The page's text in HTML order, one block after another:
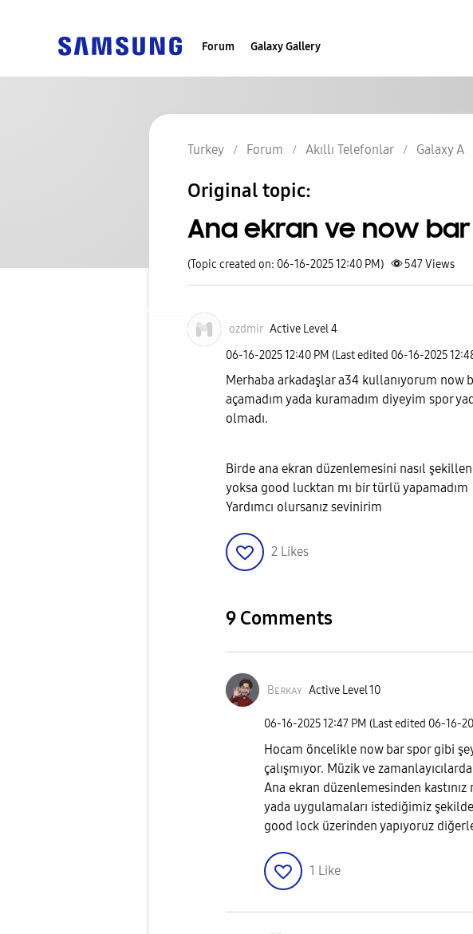
Forum Galaxy Gallery
Turkey Forum Akıllı Telefonlar Galaxy A
Original topic:
Ana ekran ve now bar
(Topic created on: 06-16-2025 12:40 PM) 547Views
ozdmir Active Level 4
‎06-16-202512:40 PM (Last edited ‎06-16-2025
Merhaba arkadaşlar a34 kullanıyorum now
açamadım yada kuramadım diyeyim spor
olmadı.
Birde ana ekran düzenlemesini nasıl
yoksa good lucktan mı bir türlü yapamadım
Yardımcı olursanız sevinirim
2 Likes
9 Comments
Bᴇʀᴋᴀʏ Active Level 10
‎06-16-202512:47 PM (Last edited ‎06-16-
Hocam öncelikle now bar spor gibi
çalışmıyor. Müzik ve
Ana ekran düzenlemesinden
yada uygulamaları istediğimiz
good lock üzerinden yapıyoruz
1 Like